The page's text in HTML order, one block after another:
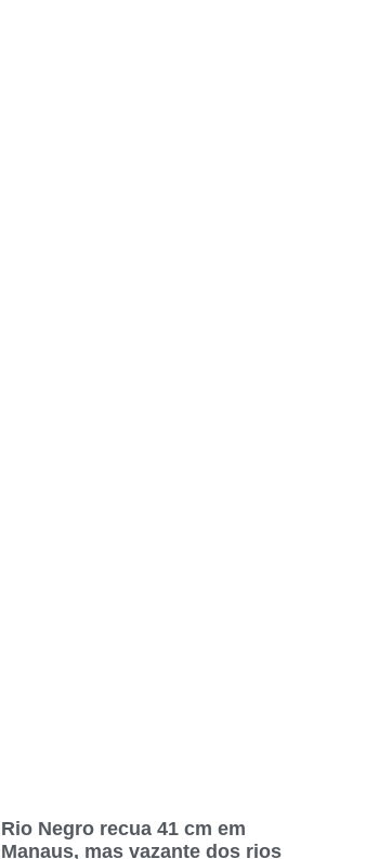
Rio Negro recua 41 cm em
Manaus, mas vazante dos rios